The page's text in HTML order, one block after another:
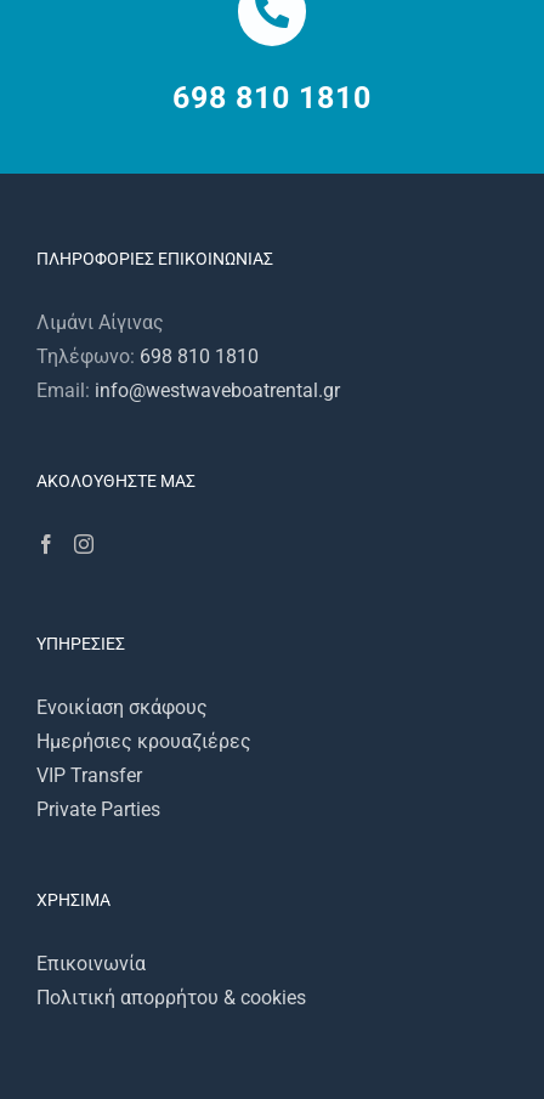
698 810 1810
ΠΛΗΡΟΦΟΡΊΕΣ ΕΠΙΚΟΙΝΩΝΊΑΣ
Λιμάνι Αίγινας
Τηλέφωνο: 698 810 1810
Email: info@westwaveboatrental.gr
ΑΚΟΛΟΥΘΉΣΤΕ ΜΑΣ
ΥΠΗΡΕΣΊΕΣ
Ενοικίαση σκάφους
Ημερήσιες κρουαζιέρες
VIP Transfer
Private Parties
ΧΡΉΣΙΜΑ
Επικοινωνία
Πολιτική απορρήτου & cookies